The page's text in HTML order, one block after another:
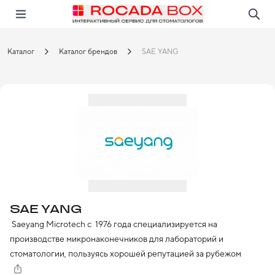
Открыть в приложении!
Каталог Каталог брендов SAE YANG
SAE YANG
производстве микронаконечников для лабораторий и
стоматологии, пользуясь хорошей репутацией за рубежом
более чем в 100 странах, а также в Корее.